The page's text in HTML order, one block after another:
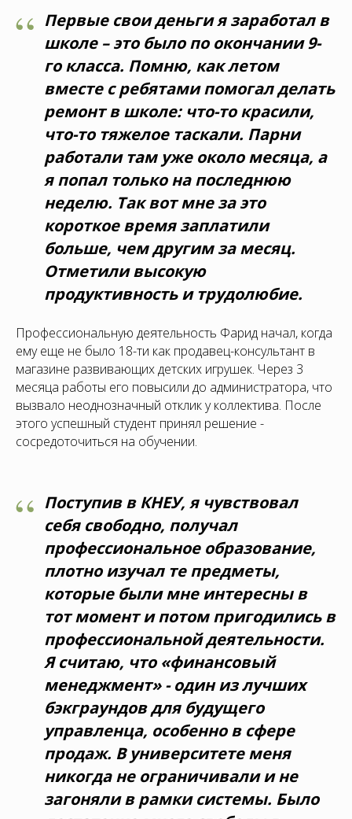
“ Первые свои деньги я заработал в
школе – это было по окончании 9-
го класса. Помню, как летом
вместе с ребятами помогал делать
ремонт в школе: что-то красили,
что-то тяжелое таскали. Парни
работали там уже около месяца, а
я попал только на последнюю
неделю. Так вот мне за это
короткое время заплатили
больше, чем другим за месяц.
Отметили высокую
продуктивность и трудолюбие.
Профессиональную деятельность Фарид начал, когда
ему еще не было 18-ти как продавец-консультант в
магазине развивающих детских игрушек. Через 3
месяца работы его повысили до администратора, что
вызвало неоднозначный отклик у коллектива. После
этого успешный студент принял решение -
сосредоточиться на обучении.
“ Поступив в КНЕУ, я чувствовал
себя свободно, получал
профессиональное образование,
плотно изучал те предметы,
которые были мне интересны в
тот момент и потом пригодились в
профессиональной деятельности.
Я считаю, что «финансовый
менеджмент» - один из лучших
бэкграундов для будущего
управленца, особенно в сфере
продаж. В университете меня
никогда не ограничивали и не
загоняли в рамки системы. Было